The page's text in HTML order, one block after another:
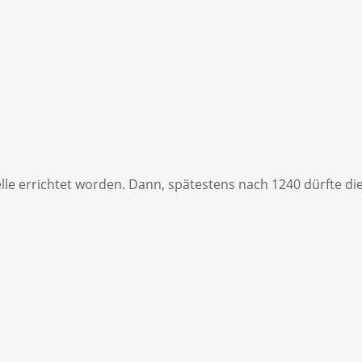
errichtet worden. Dann, spätestens nach 1240 dürfte